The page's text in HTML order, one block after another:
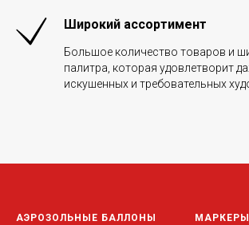
Широкий ассортимент
Большое количество товаров и
палитра, которая удовлетворит
искушенных и требовательных
АЭРОЗОЛЬНЫЕ БАЛЛОНЫ МАРКЕРЫ